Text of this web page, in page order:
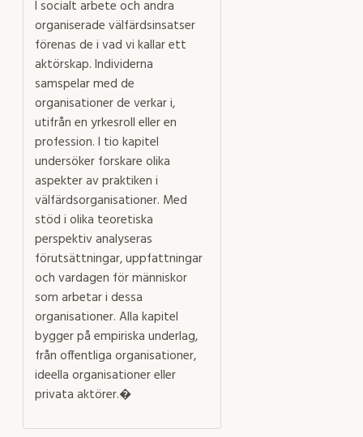
I socialt arbete och andra
organiserade välfärdsinsatser
förenas de i vad vi kallar ett
aktörskap. Individerna
samspelar med de
organisationer de verkar i,
utifrån en yrkesroll eller en
profession. I tio kapitel
undersöker forskare olika
aspekter av praktiken i
välfärdsorganisationer. Med
stöd i olika teoretiska
perspektiv analyseras
förutsättningar, uppfattningar
och vardagen för människor
som arbetar i dessa
organisationer. Alla kapitel
bygger på empiriska underlag,
från offentliga organisationer,
ideella organisationer eller
privata aktörer.�